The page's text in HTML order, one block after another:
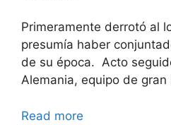
Primeramente derrotó al
presumía haber
de su época. Acto
Alemania, equipo de
Read more